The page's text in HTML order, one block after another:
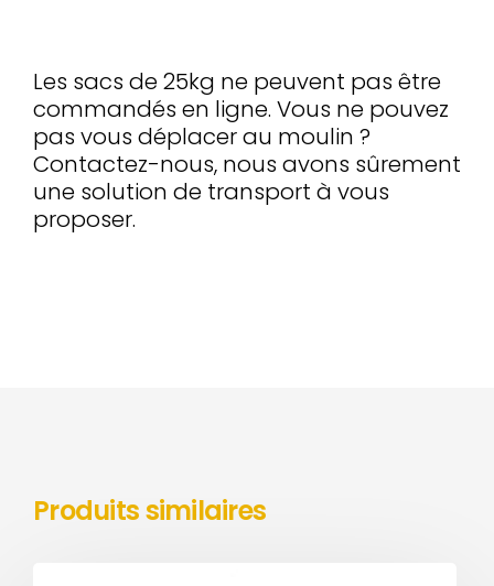
Les sacs de 25kg ne peuvent pas être
commandés en ligne. Vous ne pouvez
pas vous déplacer au moulin ?
Contactez-nous, nous avons sûrement
une solution de transport à vous
proposer.
Produits similaires